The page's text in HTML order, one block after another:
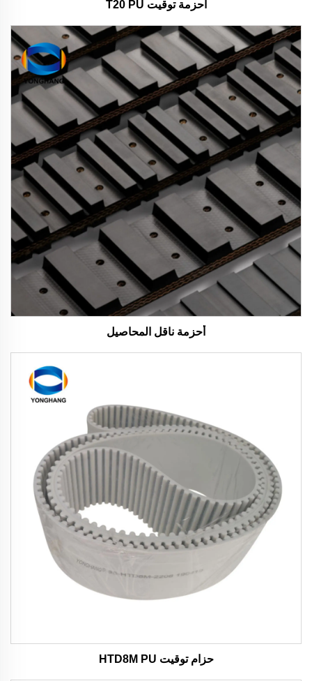
أحزمة توقيت T20 PU
أحزمة ناقل المحاصيل
حزام توقيت HTD8M PU